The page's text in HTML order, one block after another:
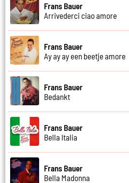
Frans Bauer
Arrivederci ciao amore
Frans Bauer
Ay ay ay een beetje amore
Frans Bauer
Bedankt
Frans Bauer
Bella Italia
Frans Bauer
Bella Madonna